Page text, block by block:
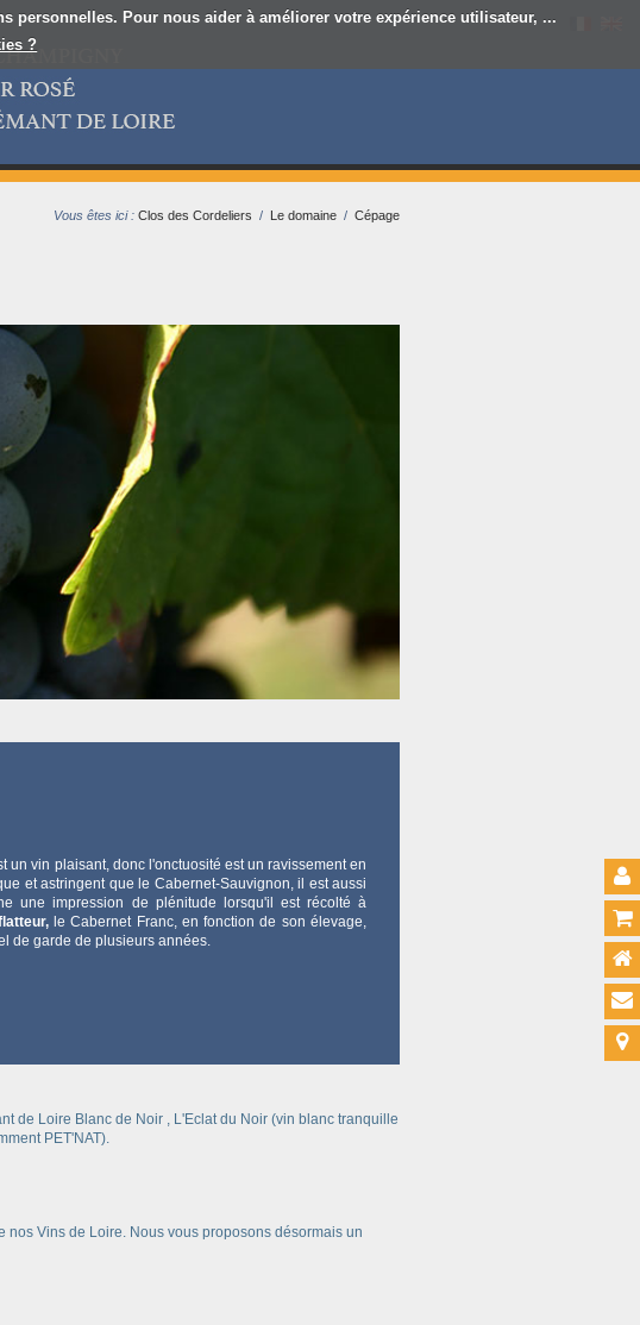
Pour nous aider à améliorer votre expérience utilisateur, ...
?
Vous êtes ici : Clos des Cordeliers / Le domaine / Cépage
un vin plaisant, donc l'onctuosité est un ravissement en
et astringent que le Cabernet-Sauvignon, il est aussi
une impression de plénitude lorsqu'il est récolté à
le Cabernet Franc, en fonction de son élevage,
de garde de plusieurs années.
de Loire Blanc de Noir , L'Eclat du Noir (vin blanc tranquille
PET'NAT).
Vins de Loire. Nous vous proposons désormais un